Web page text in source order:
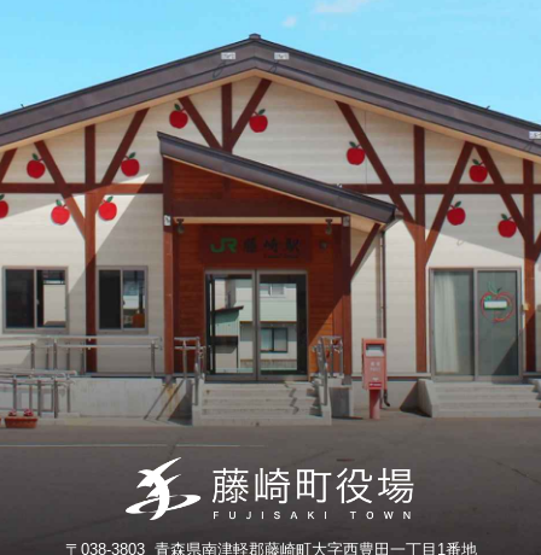
〒038-3803 青森県南津軽郡藤崎町大字西豊田一丁目1番地